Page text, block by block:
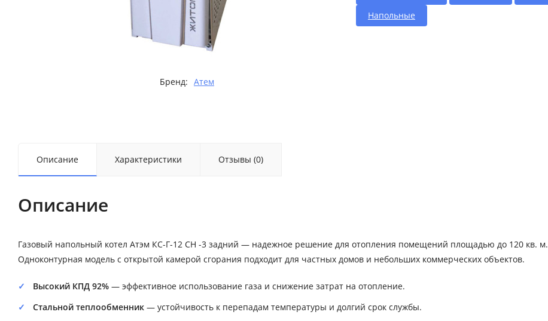
Бренд: Атем
Напольные
Описание Характеристики Отзывы (0)
Описание
Газовый напольный котел Атэм КС-Г-12 СН -3 задний — надежное решение для отопления помещений площадью до 120 кв. м.
Одноконтурная модель с открытой камерой сгорания подходит для частных домов и небольших коммерческих объектов.
Высокий КПД 92% — эффективное использование газа и снижение затрат на отопление.
Стальной теплообменник — устойчивость к перепадам температуры и долгий срок службы.